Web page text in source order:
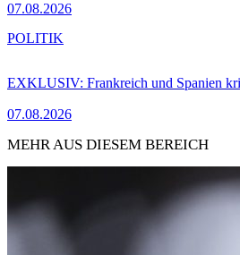
07.08.2026
EXKLUSIV: Frankreich und Spanien
07.08.2026
POLITIK
MEHR AUS DIESEM BEREICH